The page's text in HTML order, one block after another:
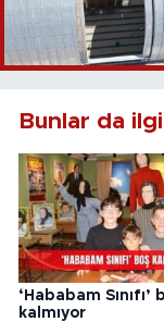
Bunlar da
‘Hababam Sınıfı’
kalmıyor